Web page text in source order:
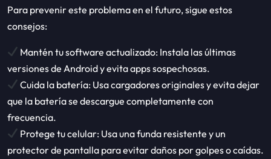
Para prevenir este problema en el futuro, sigue estos
consejos:
Mantén tu software actualizado: Instala las últimas
versiones de Android y evita apps sospechosas.
Cuida la batería: Usa cargadores originales y evita dejar
que la batería se descargue completamente con
frecuencia.
Protege tu celular: Usa una funda resistente y un
protector de pantalla para evitar daños por golpes o caídas.